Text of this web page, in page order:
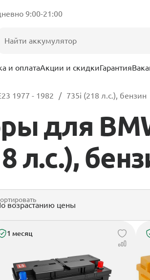
9:00-21:00
и оплатаАкции и скидкиГарантия
1977 - 1982 735i (218 л.с.), бензин
для
л.с.),
1 месяц